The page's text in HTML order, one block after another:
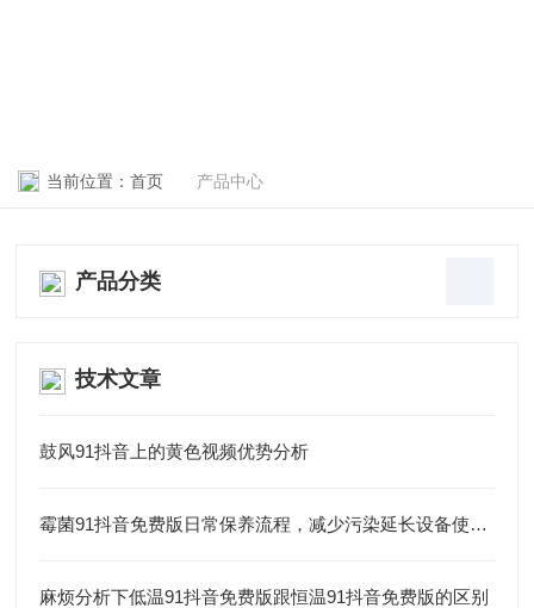
当前位置： 首页 产品中心
产品分类
技术文章
鼓风91抖音上的黄色视频优势分析
霉菌91抖音免费版日常保养流程，减少污染延长设备使用周期
麻烦分析下低温91抖音免费版跟恒温91抖音免费版的区别